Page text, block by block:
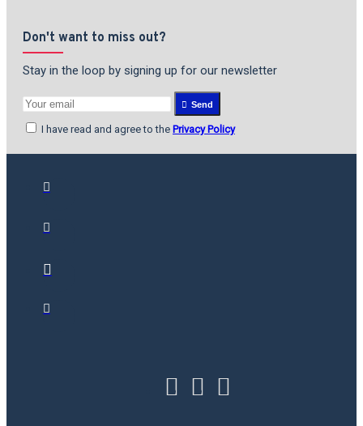
Don't want to miss out?
Stay in the loop by signing up for our newsletter
Send
I have read and agree to the Privacy Policy